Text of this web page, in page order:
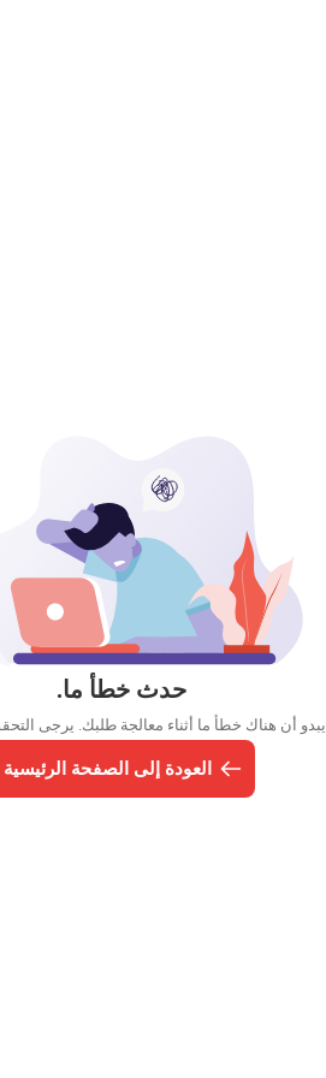
حدث خطأ ما.
يبدو أن هناك خطأ ما أثناء معالجة طلبك. يرجى
العودة إلى الصفحة الرئيسية